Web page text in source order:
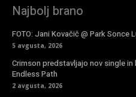
Najbolj brano
FOTO: Jani Kovačič @ Park Sonce
5 avgusta, 2026
Crimson predstavljajo nov single in
Endless Path
2 avgusta, 2026